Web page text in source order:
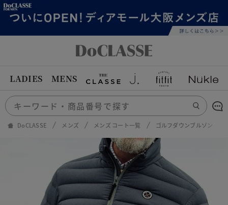
LADIES MENS
DoCLASSE メンズ メンズ コート一覧 ゴルフダウンブルゾン